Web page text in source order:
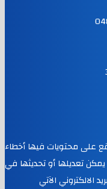
على محتويات فيها أخطاء
تعديلها أو تحديثها في
الالكتروني الآتي